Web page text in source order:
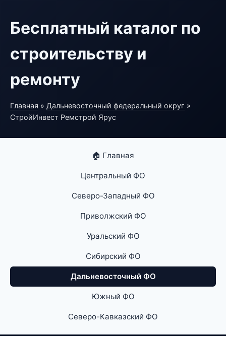
Бесплатный каталог по
строительству и
ремонту
Главная » Дальневосточный федеральный округ »
СтройИнвест Ремстрой Ярус
🏠 Главная
Центральный ФО
Северо-Западный ФО
Приволжский ФО
Уральский ФО
Сибирский ФО
Дальневосточный ФО
Южный ФО
Северо-Кавказский ФО